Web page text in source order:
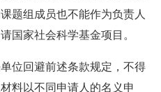
题组成员也不能作为负责人
国家社会科学基金项目。
位回避前述条款规定，不得
料以不同申请人的名义申